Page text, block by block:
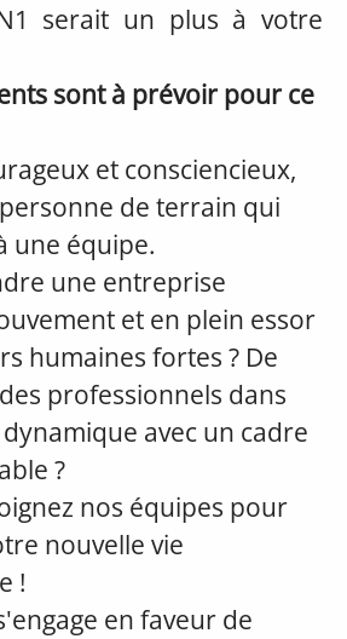
serait un plus à votre
sont à prévoir pour ce
et consciencieux,
de terrain qui
une équipe.
une entreprise
et en plein essor
humaines fortes ? De
professionnels dans
avec un cadre
?
nos équipes pour
nouvelle vie
!
en faveur de